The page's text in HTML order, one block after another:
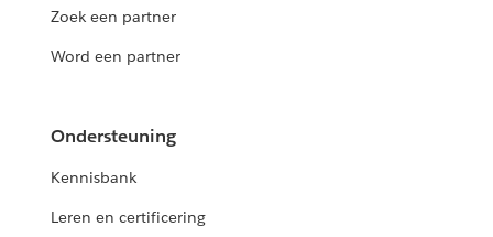
Zoek een partner
Word een partner
Ondersteuning
Kennisbank
Leren en certificering